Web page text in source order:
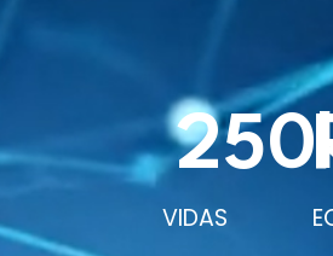
VIDAS
250